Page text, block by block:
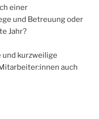
einer
und Betreuung oder
Jahr?
und kurzweilige
auch